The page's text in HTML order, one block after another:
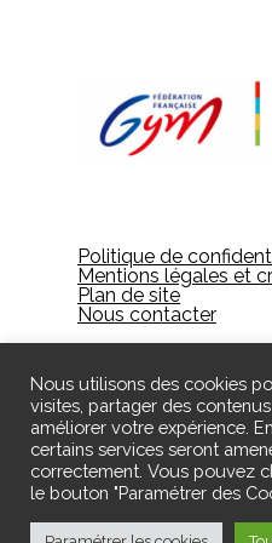
Politique de
Mentions légales et
Plan de site
Nous contacter
© 2024 Gières
Nous utilisons des cookies
visites, partager des
améliorer votre expérience.
certains services seront
correctement. Vous pouvez
le bouton "Paramétrer des